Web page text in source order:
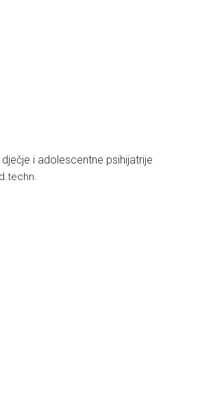
i adolescentne psihijatrije